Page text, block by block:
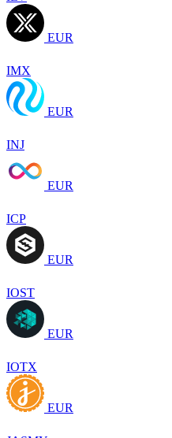
EUR
IMX
EUR
INJ
EUR
ICP
EUR
IOST
EUR
IOTX
EUR